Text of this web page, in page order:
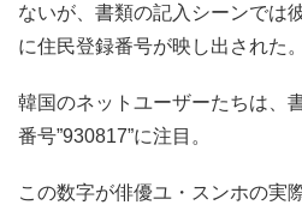
ないが、書類の記入シーンでは
に住民登録番号が映し出された。
韓国のネットユーザーたちは、
番号”930817”に注目。
この数字が俳優ユ・スンホの実